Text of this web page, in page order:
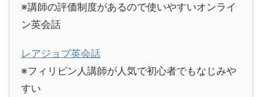
※講師の評価制度があるので使いやすいオンライ
ン英会話
レアジョブ英会話
※フィリピン人講師が人気で初心者でもなじみや
すい